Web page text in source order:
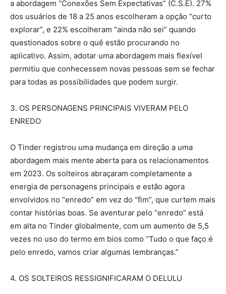
a abordagem “Conexões Sem Expectativas” (C.S.E). 27%
dos usuários de 18 a 25 anos escolheram a opção “curto
explorar”, e 22% escolheram “ainda não sei” quando
questionados sobre o quê estão procurando no
aplicativo. Assim, adotar uma abordagem mais flexível
permitiu que conhecessem novas pessoas sem se fechar
para todas as possibilidades que podem surgir.
3. OS PERSONAGENS PRINCIPAIS VIVERAM PELO
ENREDO
O Tinder registrou uma mudança em direção a uma
abordagem mais mente aberta para os relacionamentos
em 2023. Os solteiros abraçaram completamente a
energia de personagens principais e estão agora
envolvidos no “enredo” em vez do “fim”, que curtem mais
contar histórias boas. Se aventurar pelo “enredo” está
em alta no Tinder globalmente, com um aumento de 5,5
vezes no uso do termo em bios como “Tudo o que faço é
pelo enredo, vamos criar algumas lembranças.”
4. OS SOLTEIROS RESSIGNIFICARAM O DELULU